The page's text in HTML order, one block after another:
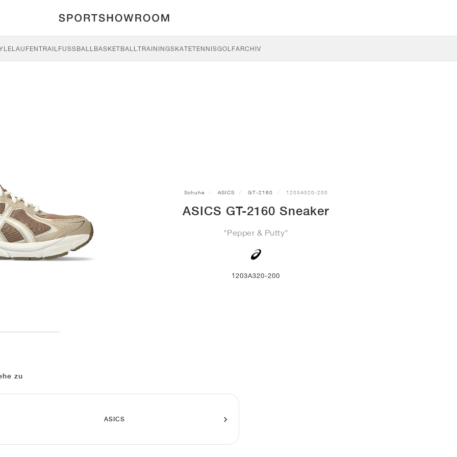
LAUFENTRAILFUSSBALL BASKETBALLTRAININGSKATETENNISGOLFARCHIV
Schuhe ASICS GT-2160 1203A320-200
ASICS GT-2160 Sneaker
"Pepper & Putty"
1203A320-200
zu
ASICS